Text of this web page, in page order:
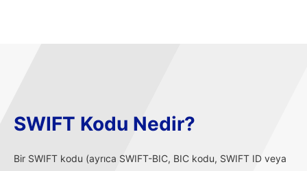
SWIFT Kodu Nedir?
Bir SWIFT kodu (ayrıca SWIFT-BIC, BIC kodu, SWIFT ID veya